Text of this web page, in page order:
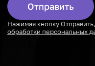
Отправить
Нажимая кнопку
обработки персональных